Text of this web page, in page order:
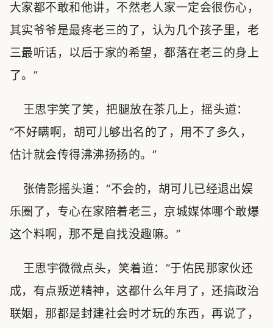
大家都不敢和他讲，不然老人家一定会很伤心，
其实爷爷是最疼老三的了，认为几个孩子里，老
三最听话，以后于家的希望，都落在老三的身上
了。”
王思宇笑了笑，把腿放在茶几上，摇头道：
“不好瞒啊，胡可儿够出名的了，用不了多久，
估计就会传得沸沸扬扬的。”
张倩影摇头道：“不会的，胡可儿已经退出娱
乐圈了，专心在家陪着老三，京城媒体哪个敢爆
这个料啊，那不是自找没趣嘛。”
王思宇微微点头，笑着道：“于佑民那家伙还
成，有点叛逆精神，这都什么年月了，还搞政治
联姻，那都是封建社会时才玩的东西，再说了，